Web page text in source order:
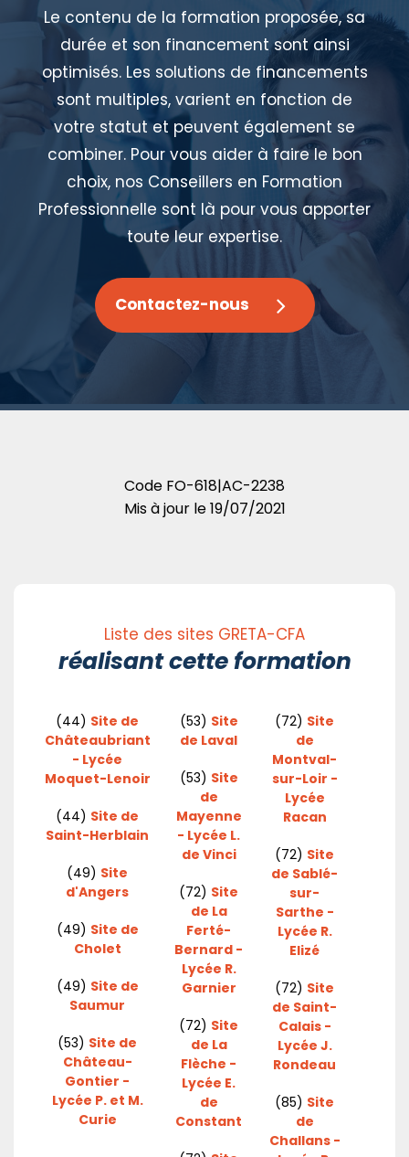
Le contenu de la formation proposée, sa
durée et son financement sont ainsi
optimisés. Les solutions de financements
sont multiples, varient en fonction de
votre statut et peuvent également se
combiner. Pour vous aider à faire le bon
choix, nos Conseillers en Formation
Professionnelle sont là pour vous apporter
toute leur expertise.
Contactez-nous
Code FO-618|AC-2238
Mis à jour le19/07/2021
Liste des sites GRETA-CFA
réalisant cette formation
(44) Site de
Châteaubriant
- Lycée
Moquet-Lenoir
(44) Site de
Saint-Herblain
(49) Site
d'Angers
(49) Site de
Cholet
(49) Site de
Saumur
(53) Site de
Château-
Gontier -
Lycée P. et M.
Curie
(53) Site
de Laval
(53) Site
de
Mayenne
- Lycée L.
de Vinci
(72) Site
de La
Ferté-
Bernard -
Lycée R.
Garnier
(72) Site
de La
Flèche -
Lycée E.
de
Constant
(72) Site
de
Montval-
sur-Loir -
Lycée
Racan
(72) Site
de Sablé-
sur-
Sarthe -
Lycée R.
Elizé
(72) Site
de Saint-
Calais -
Lycée J.
Rondeau
(85) Site
de
Challans -